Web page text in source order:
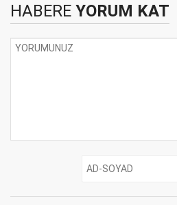
HABERE YORUM KAT